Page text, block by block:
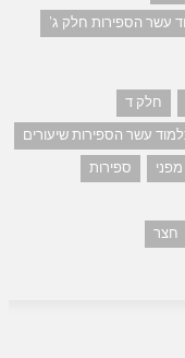
עשר הספירות חלק ג'
חלק ד
עשר הספירות שיעורים
מפני
ספירות
חצר